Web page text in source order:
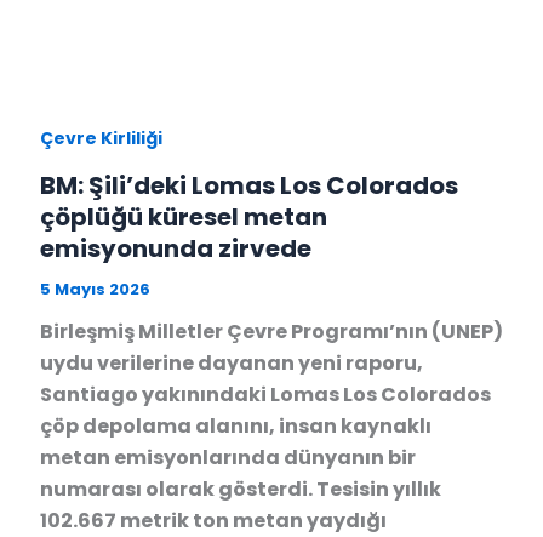
Çevre Kirliliği
BM: Şili’deki Lomas Los Colorados
çöplüğü küresel metan
emisyonunda zirvede
5 Mayıs 2026
Birleşmiş Milletler Çevre Programı’nın (UNEP)
uydu verilerine dayanan yeni raporu,
Santiago yakınındaki Lomas Los Colorados
çöp depolama alanını, insan kaynaklı
metan emisyonlarında dünyanın bir
numarası olarak gösterdi. Tesisin yıllık
102.667 metrik ton metan yaydığı